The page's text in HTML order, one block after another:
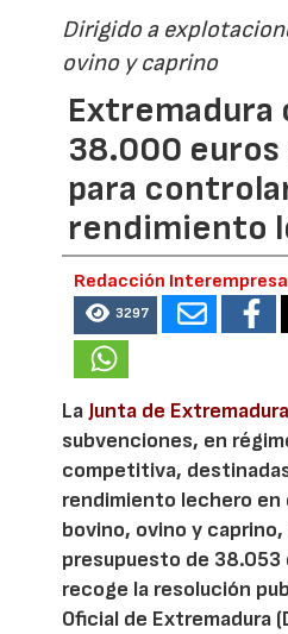
Dirigido a
ovino y caprino
Extremadura
38.000 euros
para
rendimiento
Redacción
3297
LaJunta de Extremadura
subvenciones, en
competitiva,
rendimiento lechero
bovino, ovino y caprino,
presupuesto de 38.053
recoge la resolución
Oficial de Extremadura